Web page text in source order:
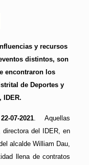
y recursos
distintos, son
encontraron los
de Deportes y
IDER.
07-2021. Aquellas
directora del IDER, en
alcalde William Dau,
llena de contratos